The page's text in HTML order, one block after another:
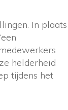
In plaats
helderheid
tijdens het